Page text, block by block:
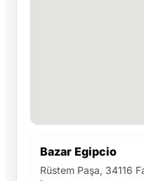
Bazar Egipcio
Rüstem Paşa, 34116